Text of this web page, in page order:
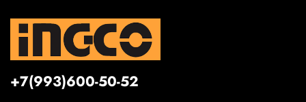
+7(993)600-50-52